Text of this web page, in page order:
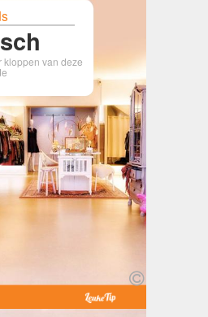
kloppen van deze